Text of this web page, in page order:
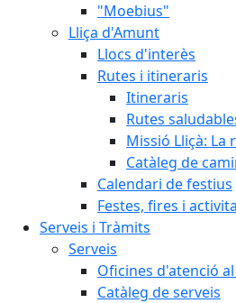
"Moebius"
Lliça d'Amunt
Llocs d'interès
Rutes i itineraris
Itineraris
Rutes
Missió Lliçà: La
Catàleg de
Calendari de festius
Festes, fires i
Serveis i Tràmits
Serveis
Oficines d'atenció
Catàleg de serveis